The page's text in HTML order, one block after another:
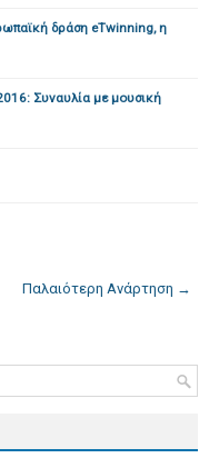
δράση eTwinning, η
Συναυλία με μουσική
Παλαιότερη Ανάρτηση →